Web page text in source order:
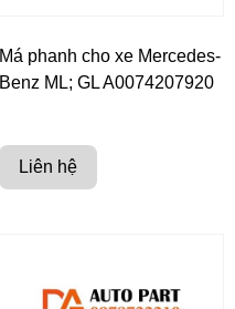
Má phanh cho xe Mercedes-
Benz ML; GL A0074207920
Liên hệ